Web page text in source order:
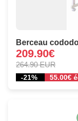
Berceau
209.90€
264.90 EUR
-21% 55.00€